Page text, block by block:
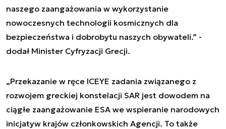
naszego zaangażowania w wykorzystanie
nowoczesnych technologii kosmicznych dla
bezpieczeństwa i dobrobytu naszych obywateli.” -
dodał Minister Cyfryzacji Grecji.
„Przekazanie w ręce ICEYE zadania związanego z
rozwojem greckiej konstelacji SAR jest dowodem na
ciągłe zaangażowanie ESA we wspieranie narodowych
inicjatyw krajów członkowskich Agencji. To także